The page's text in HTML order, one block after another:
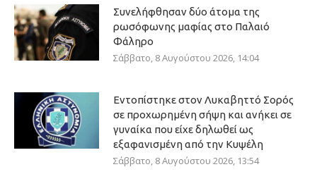
Συνελήφθησαν δύο άτομα της
ρωσόφωνης μαφίας στο Παλαιό
Φάληρο
Σάββατο, 8 Αυγούστου 2026, 14:04
Εντοπίστηκε στον Λυκαβηττό Σορός
σε προχωρημένη σήψη και ανήκει σε
γυναίκα που είχε δηλωθεί ως
εξαφανισμένη από την Κυψέλη
Σάββατο, 8 Αυγούστου 2026, 13:54